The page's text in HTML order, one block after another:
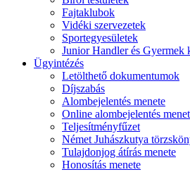
Fajtaklubok
Vidéki szervezetek
Sportegyesületek
Junior Handler és Gyermek
Ügyintézés
Letölthető dokumentumok
Díjszabás
Alombejelentés menete
Online alombejelentés
Teljesítményfűzet
Német Juhászkutya
Tulajdonjog átírás menete
Honosítás menete